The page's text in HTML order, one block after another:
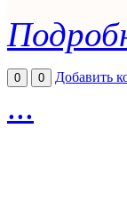
0 0 Добавить
...